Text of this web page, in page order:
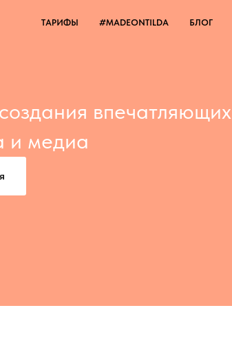
ТАРИФЫ #MADEONTILDA БЛОГ
впечатляющих
и медиа